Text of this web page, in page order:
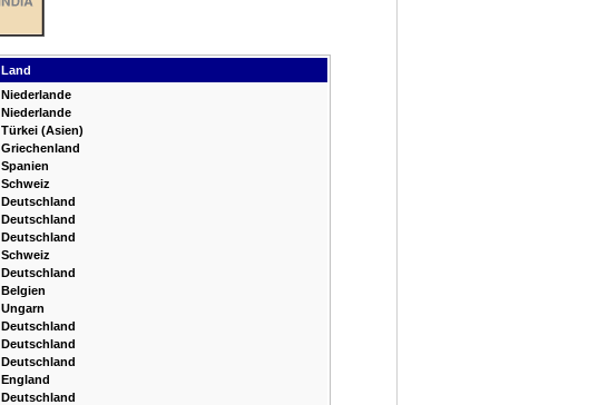
Land
Niederlande
Niederlande
Türkei (Asien)
Griechenland
Spanien
Schweiz
Deutschland
Deutschland
Deutschland
Schweiz
Deutschland
Belgien
Ungarn
Deutschland
Deutschland
Deutschland
England
Deutschland